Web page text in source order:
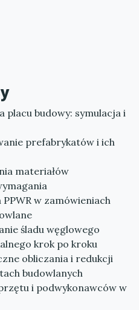
placu budowy: symulacja i
prefabrykatów i ich
materiałów
w zamówieniach
śladu węglowego
krok po kroku
obliczania i redukcji
budowlanych
i podwykonawców w